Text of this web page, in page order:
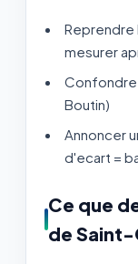
Reprendre
mesurer
Confondre
Boutin)
Annoncer
d'ecart =
Ce que
de